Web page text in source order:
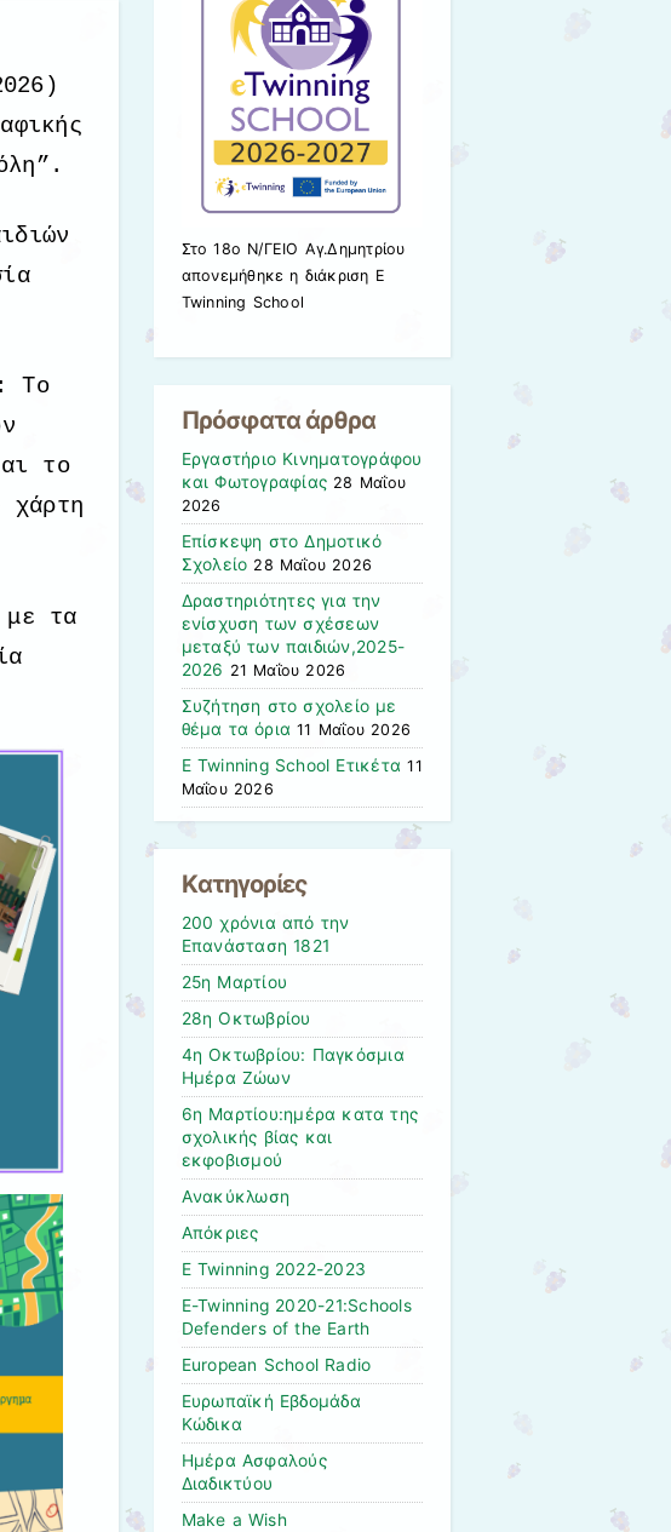
Το
το
χάρτη
με τα
Στο 18ο Ν/ΓΕΙΟ Αγ.Δημητρίου
απονεμήθηκε η διάκριση E
Twinning School
Πρόσφατα άρθρα
Εργαστήριο Κινηματογράφου
και Φωτογραφίας 28 Μαΐου
2026
Επίσκεψη στο Δημοτικό
Σχολείο 28 Μαΐου 2026
Δραστηριότητες για την
ενίσχυση των σχέσεων
μεταξύ των παιδιών,2025-
2026 21 Μαΐου 2026
Συζήτηση στο σχολείο με
θέμα τα όρια 11 Μαΐου 2026
Ε Twinning School Eτικέτα 11
Μαΐου 2026
Kατηγορίες
200 χρόνια από την
Επανάσταση 1821
25η Μαρτίου
28η Οκτωβρίου
4η Οκτωβρίου: Παγκόσμια
Ημέρα Ζώων
6η Μαρτίου:ημέρα κατα της
σχολικής βίας και
εκφοβισμού
Aνακύκλωση
Aπόκριες
E Twinning 2022-2023
E-Twinning 2020-21:Schools
Defenders of the Earth
European School Radio
Eυρωπαϊκή Εβδομάδα
Κώδικα
Hμέρα Ασφαλούς
Διαδικτύου
Make a Wish